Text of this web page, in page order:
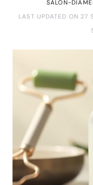
SALON-
LAST UPDATED ON 27